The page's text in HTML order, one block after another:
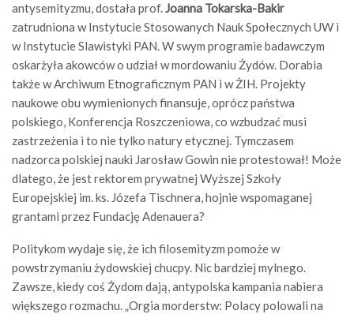
antysemityzmu, dostała prof.Joanna Tokarska-Bakir
zatrudniona w Instytucie Stosowanych Nauk Społecznych UW i
w Instytucie Slawistyki PAN. W swym programie badawczym
oskarżyła akowców o udział w mordowaniu Żydów. Dorabia
także w Archiwum Etnograficznym PAN i w ŻIH. Projekty
naukowe obu wymienionych finansuje, oprócz państwa
polskiego, Konferencja Roszczeniowa, co wzbudzać musi
zastrzeżenia i to nie tylko natury etycznej. Tymczasem
nadzorca polskiej nauki Jarosław Gowin nie protestował! Może
dlatego, że jest rektorem prywatnej Wyższej Szkoły
Europejskiej im. ks. Józefa Tischnera, hojnie wspomaganej
grantami przez Fundację Adenauera?
Politykom wydaje się, że ich filosemityzm pomoże w
powstrzymaniu żydowskiej chucpy. Nic bardziej mylnego.
Zawsze, kiedy coś Żydom dają, antypolska kampania nabiera
większego rozmachu. „Orgia morderstw: Polacy polowali na